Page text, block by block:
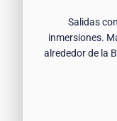
Salidas
inmersiones.
alrededor de la